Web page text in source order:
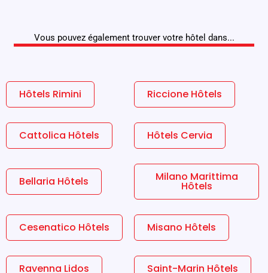
Vous pouvez également trouver votre hôtel dans...
Hôtels Rimini Riccione Hôtels
Cattolica Hôtels Hôtels Cervia
Bellaria Hôtels Milano Marittima
Hôtels
Cesenatico Hôtels Misano Hôtels
Ravenna Lidos Saint-Marin Hôtels